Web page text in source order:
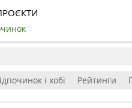
і хобі Рейтинги